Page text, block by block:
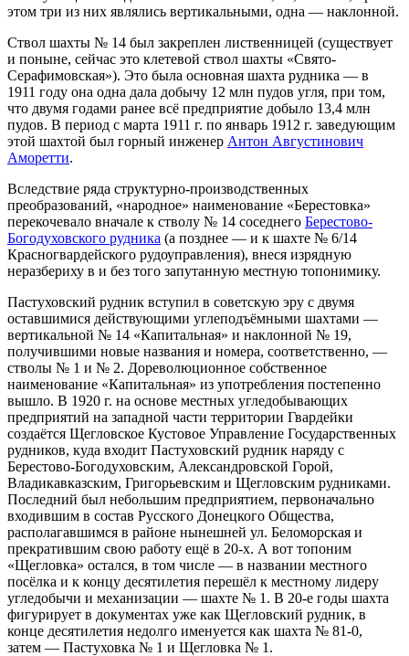
этом три из них являлись вертикальными, одна — наклонной.
Ствол шахты № 14 был закреплен лиственницей (существует
и поныне, сейчас это клетевой ствол шахты «Свято-
Серафимовская»). Это была основная шахта рудника — в
1911 году она одна дала добычу 12 млн пудов угля, при том,
что двумя годами ранее всё предприятие добыло 13,4 млн
пудов. В период с марта 1911 г. по январь 1912 г. заведующим
этой шахтой был горный инженер Антон Августинович
Аморетти.
Вследствие ряда структурно-производственных
преобразований, «народное» наименование «Берестовка»
перекочевало вначале к стволу № 14 соседнего Берестово-
Богодуховского рудника (а позднее — и к шахте № 6/14
Красногвардейского рудоуправления), внеся изрядную
неразбериху в и без того запутанную местную топонимику.
Пастуховский рудник вступил в советскую эру с двумя
оставшимися действующими углеподъёмными шахтами —
вертикальной № 14 «Капитальная» и наклонной № 19,
получившими новые названия и номера, соответственно, —
стволы № 1 и № 2. Дореволюционное собственное
наименование «Капитальная» из употребления постепенно
вышло. В 1920 г. на основе местных угледобывающих
предприятий на западной части территории Гвардейки
создаётся Щегловское Кустовое Управление Государственных
рудников, куда входит Пастуховский рудник наряду с
Берестово-Богодуховским, Александровской Горой,
Владикавказским, Григорьевским и Щегловским рудниками.
Последний был небольшим предприятием, первоначально
входившим в состав Русского Донецкого Общества,
располагавшимся в районе нынешней ул. Беломорская и
прекратившим свою работу ещё в 20-х. А вот топоним
«Щегловка» остался, в том числе — в названии местного
посёлка и к концу десятилетия перешёл к местному лидеру
угледобычи и механизации — шахте № 1. В 20-е годы шахта
фигурирует в документах уже как Щегловский рудник, в
конце десятилетия недолго именуется как шахта № 81-0,
затем — Пастуховка № 1 и Щегловка № 1.